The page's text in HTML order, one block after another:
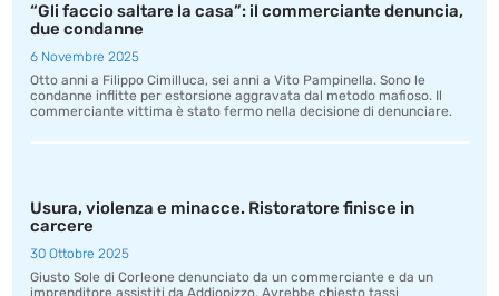
“Gli faccio saltare la casa”: il commerciante denuncia,
due condanne
6 Novembre 2025
Otto anni a Filippo Cimilluca, sei anni a Vito Pampinella. Sono le
condanne inflitte per estorsione aggravata dal metodo mafioso. Il
commerciante vittima è stato fermo nella decisione di denunciare.
Usura, violenza e minacce. Ristoratore finisce in
carcere
30 Ottobre 2025
Giusto Sole di Corleone denunciato da un commerciante e da un
imprenditore assistiti da Addiopizzo. Avrebbe chiesto tassi